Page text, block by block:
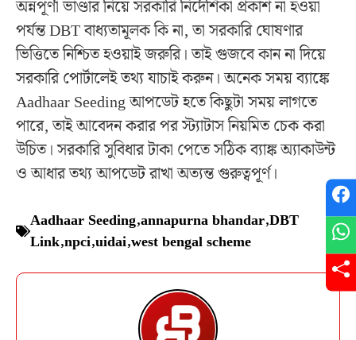
অন্নপূর্ণা ভাণ্ডার নিয়ে সরকারি নির্দেশিকা প্রকাশ না হওয়া
পর্যন্ত DBT বাধ্যতামূলক কি না, তা সরকারি ঘোষণার
ভিত্তিতে নিশ্চিত হওয়াই জরুরি। তাই গুজবে কান না দিয়ে
সরকারি পোর্টালেই তথ্য যাচাই করুন। অনেক সময় ব্যাঙ্কে
Aadhaar Seeding আপডেট হতে কিছুটা সময় লাগতে
পারে, তাই আবেদন করার পর স্ট্যাটাস নিয়মিত চেক করা
উচিত। সরকারি সুবিধার টাকা পেতে সঠিক ব্যাঙ্ক অ্যাকাউন্ট
ও আধার তথ্য আপডেট রাখা অত্যন্ত গুরুত্বপূর্ণ।
Aadhaar Seeding,annapurna bhandar,DBT
Link,npci,uidai,west bengal scheme